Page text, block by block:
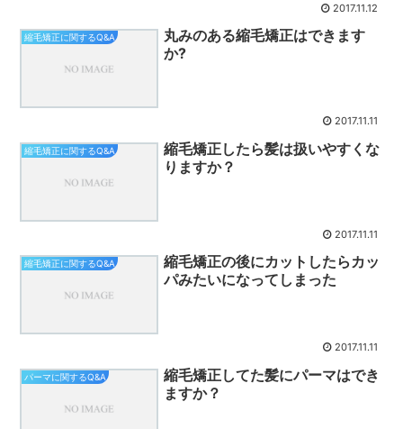
2017.11.12
縮毛矯正に関するQ&A
丸みのある縮毛矯正はできます
か?
2017.11.11
縮毛矯正に関するQ&A
縮毛矯正したら髪は扱いやすくな
りますか？
2017.11.11
縮毛矯正に関するQ&A
縮毛矯正の後にカットしたらカッ
パみたいになってしまった
2017.11.11
パーマに関するQ&A
縮毛矯正してた髪にパーマはでき
ますか？